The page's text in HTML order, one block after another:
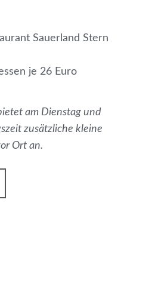
Sauerland Stern
je 26 Euro
am Dienstag und
zusätzliche kleine
Ort an.